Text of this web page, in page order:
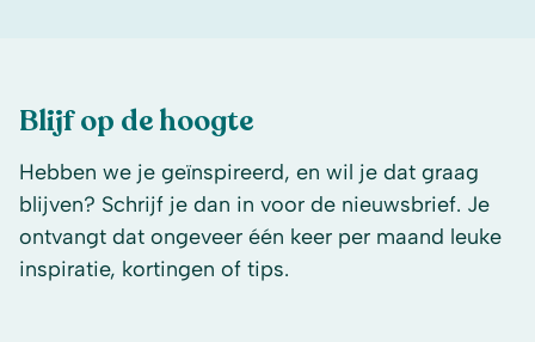
Blijf op de hoogte
Hebben we je geïnspireerd, en wil je dat graag
blijven? Schrijf je dan in voor de nieuwsbrief. Je
ontvangt dat ongeveer één keer per maand leuke
inspiratie, kortingen of tips.